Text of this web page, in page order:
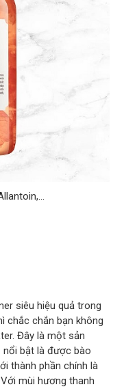
siêu hiệu quả trong
chắc chắn bạn không
Đây là một sản
nổi bật là được bào
thành phần chính là
mùi hương thanh